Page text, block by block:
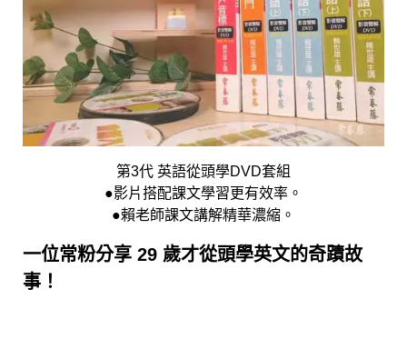
第3代 英語從頭學DVD套組
●影片搭配課文學習更有效率。
●賴老師課文講解精華濃縮。
一位常粉分享 29 歲才從頭學英文的奇蹟故
事！